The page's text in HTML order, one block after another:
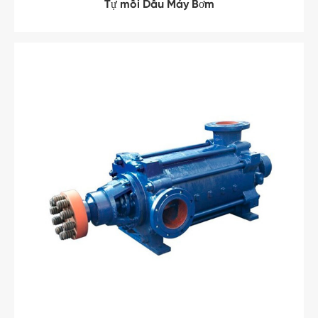
Tự mồi Dầu Máy Bơm